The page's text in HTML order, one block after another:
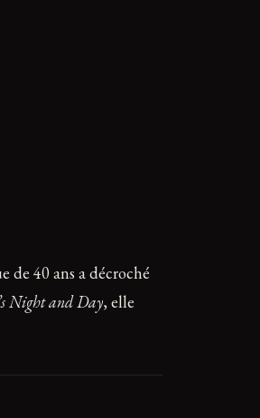
de 40 ans a décroché
Night and Day, elle